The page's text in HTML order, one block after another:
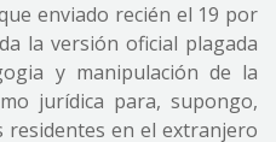
enviado recién el 19 por
la versión oficial plagada
y manipulación de la
jurídica para, supongo,
residentes en el extranjero